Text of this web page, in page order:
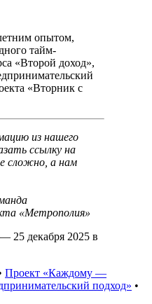
опытом,
тайм-
«Второй доход»,
«Вторник с
из нашего
ссылку на
сложно, а нам
«Метрополия»
25 декабря 2025 в
Проект «Каждому —
подход» •